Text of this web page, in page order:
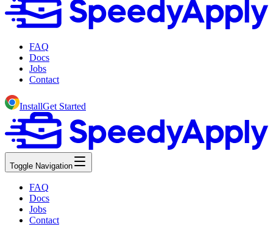
FAQ
Docs
Jobs
Contact
InstallGet Started
Toggle Navigation
FAQ
Docs
Jobs
Contact